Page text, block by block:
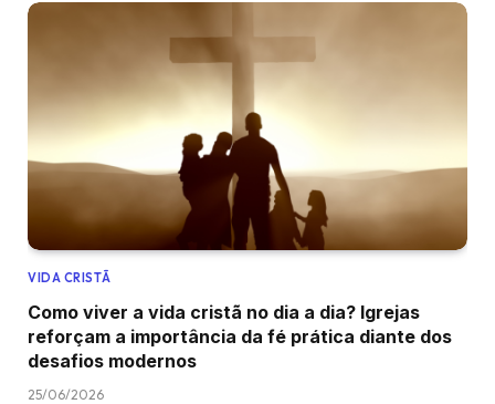
VIDA CRISTÃ
Como viver a vida cristã no dia a dia? Igrejas
reforçam a importância da fé prática diante dos
desafios modernos
25/06/2026